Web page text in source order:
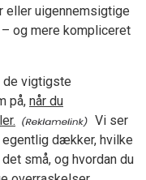
eller uigennemsigtige
og mere kompliceret
de vigtigste
på, når du
Vi ser
dækker, hvilke
små, og hvordan du